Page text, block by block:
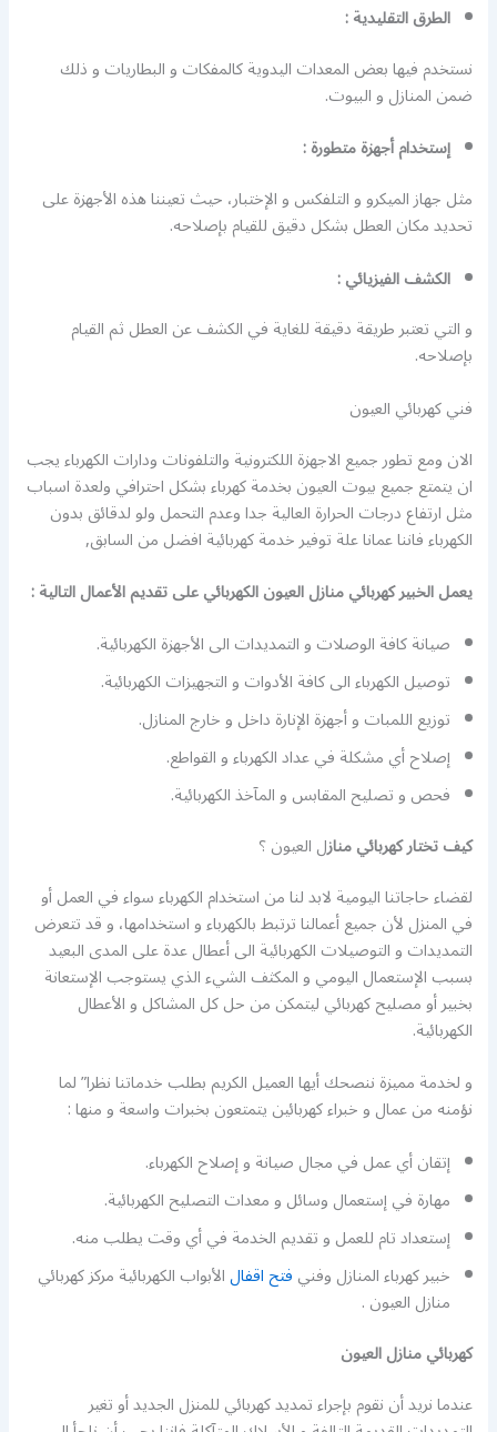
الطرق التقليدية :
نستخدم فيها بعض المعدات اليدوية كالمفكات و البطاريات و ذلك
ضمن المنازل و البيوت.
إستخدام أجهزة متطورة :
مثل جهاز الميكرو و التلفكس و الإختبار، حيث تعيننا هذه الأجهزة على
تحديد مكان العطل بشكل دقيق للقيام بإصلاحه.
الكشف الفيزيائي :
و التي تعتبر طريقة دقيقة للغاية في الكشف عن العطل ثم القيام
بإصلاحه.
فني كهربائي العيون
الان ومع تطور جميع الاجهزة اللكترونية والتلفونات ودارات الكهرباء يجب
ان يتمتع جميع بيوت العيون بخدمة كهرباء بشكل احترافي ولعدة اسباب
مثل ارتفاع درجات الحرارة العالية جدا وعدم التحمل ولو لدقائق بدون
الكهرباء فاننا عمانا علة توفير خدمة كهربائية افضل من السابق,
يعمل الخبير كهربائي منازل العيون الكهربائي على تقديم الأعمال التالية :
صيانة كافة الوصلات و التمديدات الى الأجهزة الكهربائية.
توصيل الكهرباء الى كافة الأدوات و التجهيزات الكهربائية.
توزيع اللمبات و أجهزة الإنارة داخل و خارج المنازل.
إصلاح أي مشكلة في عداد الكهرباء و القواطع.
فحص و تصليح المقابس و المآخذ الكهربائية.
كيف تختار كهربائيمنازل العيون ؟
لقضاء حاجاتنا اليومية لابد لنا من استخدام الكهرباء سواء في العمل أو
في المنزل لأن جميع أعمالنا ترتبط بالكهرباء و استخدامها، و قد تتعرض
التمديدات و التوصيلات الكهربائية الى أعطال عدة على المدى البعيد
بسبب الإستعمال اليومي و المكثف الشيء الذي يستوجب الإستعانة
بخبير أو مصليح كهربائي ليتمكن من حل كل المشاكل و الأعطال
الكهربائية.
و لخدمة مميزة ننصحك أيها العميل الكريم بطلب خدماتنا نظرا” لما
نؤمنه من عمال و خبراء كهربائين يتمتعون بخبرات واسعة و منها :
إتقان أي عمل في مجال صيانة و إصلاح الكهرباء.
مهارة في إستعمال وسائل و معدات التصليح الكهربائية.
إستعداد تام للعمل و تقديم الخدمة في أي وقت يطلب منه.
خبير كهرباء المنازل وفنيفتح اقفالالأبواب الكهربائية مركز كهربائي
منازل العيون .
كهربائي منازل العيون
عندما نريد أن نقوم بإجراء تمديد كهربائي للمنزل الجديد أو تغير